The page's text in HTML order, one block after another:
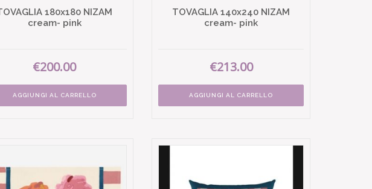
180x180 NIZAM
cream- pink
€200.00
AGGIUNGI AL CARRELLO
TOVAGLIA 140x240 NIZAM
cream- pink
€213.00
AGGIUNGI AL CARRELLO